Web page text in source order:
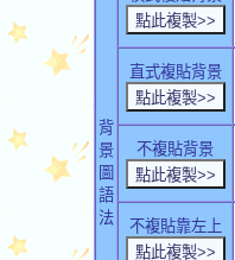
背
景
圖
語
法
直式複貼背景
不複貼背景
不複貼靠左上